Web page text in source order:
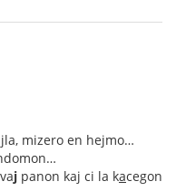
mizero en hejmo…
j panon kaj ci la kacegon